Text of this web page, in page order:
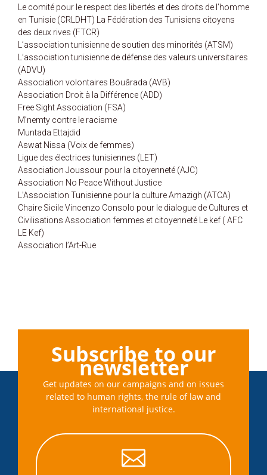
Le comité pour le respect des libertés et des droits de l’homme
en Tunisie (CRLDHT) La Fédération des Tunisiens citoyens
des deux rives (FTCR)
L’association tunisienne de soutien des minorités (ATSM)
L’association tunisienne de défense des valeurs universitaires
(ADVU)
Association volontaires Bouârada (AVB)
Association Droit à la Différence (ADD)
Free Sight Association (FSA)
M’nemty contre le racisme
Muntada Ettajdid
Aswat Nissa (Voix de femmes)
Ligue des électrices tunisiennes (LET)
Association Joussour pour la citoyenneté (AJC)
Association No Peace Without Justice
L’Association Tunisienne pour la culture Amazigh (ATCA)
Chaire Sicile Vincenzo Consolo pour le dialogue de Cultures et
Civilisations Association femmes et citoyenneté Le kef ( AFC
LE Kef)
Association l’Art-Rue
Subscribe to our
newsletter
Get updates on our campaigns and on issues
related to human rights, the rule of law and
international justice.
